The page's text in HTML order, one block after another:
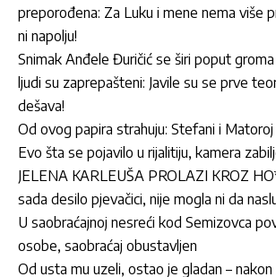
preporođena: Za Luku i mene nema više
ni napolju!
Snimak Anđele Đuričić se širi poput
ljudi su zaprepašteni: Javile su se prve
dešava!
Od ovog papira strahuju: Stefani i
Evo šta se pojavilo u rijalitiju, kamera
JELENA KARLEUŠA PROLAZI KROZ
sada desilo pjevačici, nije mogla ni da
U saobraćajnoj nesreći kod Semizovca
osobe, saobraćaj obustavljen
Od usta mu uzeli, ostao je gladan –